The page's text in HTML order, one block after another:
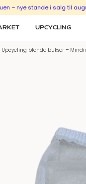
stande i salg til august &
UPCYCLING
Upcycling blonde bukser –